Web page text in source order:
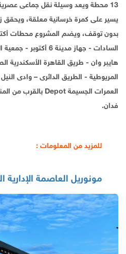
13 محطة ويعد وسيلة نقل جماعى
يسير على كمرة خرسانية معلقة، ويحقق
بدون توقف، ويضم المشروع محطات
السادات - جهاز مدينة
هايبر وان - طريق القاهرة الأسكندرية
المريوطية - الطريق الدائرى – وادى
فدان.
للمزيد من المعلومات :
مونوريل العاصمة الإدارية